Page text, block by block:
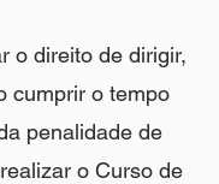
o direito de dirigir,
cumprir o tempo
penalidade de
o Curso de